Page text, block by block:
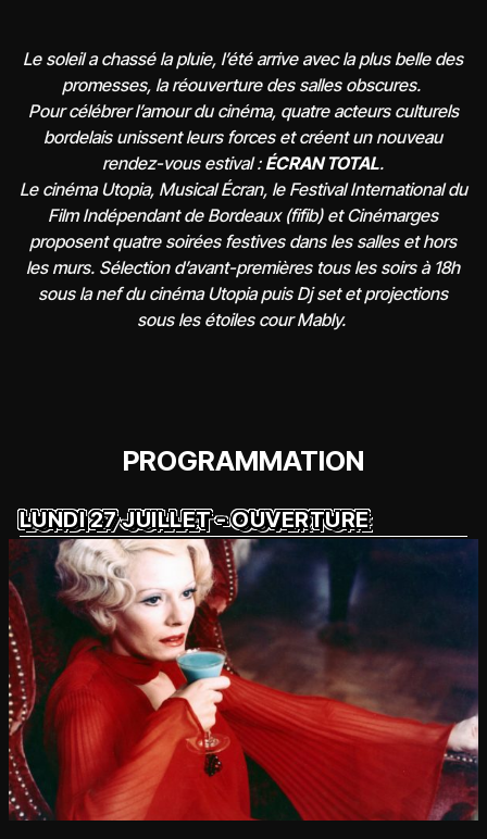
Le soleil a chassé la pluie, l’été arrive avec la plus belle des
promesses, la réouverture des salles obscures.
Pour célébrer l’amour du cinéma, quatre acteurs culturels
bordelais unissent leurs forces et créent un nouveau
rendez-vous estival :ÉCRAN TOTAL.
Le cinéma Utopia, Musical Écran, le Festival International du
Film Indépendant de Bordeaux (fifib) et Cinémarges
proposent quatre soirées festives dans les salles et hors
les murs. Sélection d’avant-premières tous les soirs à 18h
sous la nef du cinéma Utopia puis Dj set et projections
sous les étoiles cour Mably.
PROGRAMMATION
LUNDI 27 JUILLET - OUVERTURE